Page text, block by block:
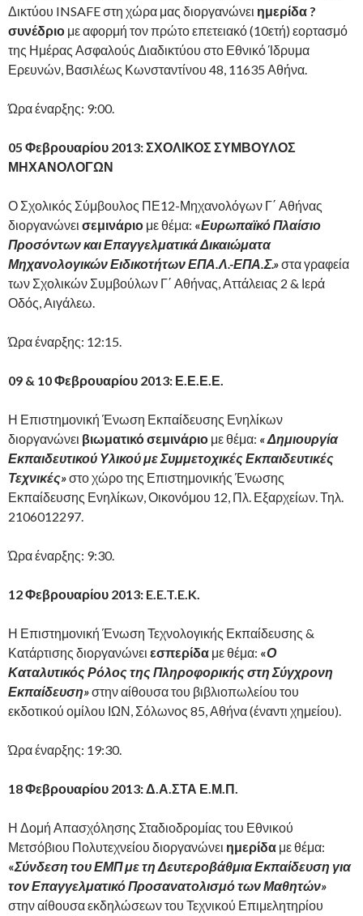
Δικτύου INSAFE στη χώρα μας διοργανώνει ημερίδα ?
συνέδριο με αφορμή τον πρώτο επετειακό (10ετή) εορτασμό
της Ημέρας Ασφαλούς Διαδικτύου στο Εθνικό Ίδρυμα
Ερευνών, Βασιλέως Κωνσταντίνου 48, 11635 Αθήνα.
Ώρα έναρξης: 9:00.
05 Φεβρουαρίου 2013: ΣΧΟΛΙΚΟΣ ΣΥΜΒΟΥΛΟΣ
ΜΗΧΑΝΟΛΟΓΩΝ
Ο Σχολικός Σύμβουλος ΠΕ12-Μηχανολόγων Γ΄ Αθήνας
διοργανώνει σεμινάριο με θέμα: «Ευρωπαϊκό Πλαίσιο
Προσόντων και Επαγγελματικά Δικαιώματα
Μηχανολογικών Ειδικοτήτων ΕΠΑ.Λ.-ΕΠΑ.Σ.»στα γραφεία
των Σχολικών Συμβούλων Γ΄ Αθήνας, Αττάλειας 2 & Ιερά
Οδός, Αιγάλεω.
Ώρα έναρξης: 12:15.
09 & 10 Φεβρουαρίου 2013: Ε.Ε.Ε.Ε.
Η Επιστημονική Ένωση Εκπαίδευσης Ενηλίκων
διοργανώνει βιωματικό σεμινάριο με θέμα: « Δημιουργία
Εκπαιδευτικού Υλικού με Συμμετοχικές Εκπαιδευτικές
Τεχνικές»στο χώρο της Επιστημονικής Ένωσης
Εκπαίδευσης Ενηλίκων, Οικονόμου 12, Πλ. Εξαρχείων. Τηλ.
2106012297.
Ώρα έναρξης: 9:30.
12 Φεβρουαρίου 2013: E.E.T.E.K.
Η Επιστημονική Ένωση Τεχνολογικής Εκπαίδευσης &
Κατάρτισης διοργανώνει εσπερίδα με θέμα: «Ο
Καταλυτικός Ρόλος της Πληροφορικής στη Σύγχρονη
Εκπαίδευση»στην αίθουσα του βιβλιοπωλείου του
εκδοτικού ομίλου ΙΩΝ, Σόλωνος 85, Αθήνα (έναντι χημείου).
Ώρα έναρξης: 19:30.
18 Φεβρουαρίου 2013: Δ.Α.ΣΤΑ Ε.Μ.Π.
Η Δομή Απασχόλησης Σταδιοδρομίας του Εθνικού
Μετσόβιου Πολυτεχνείου διοργανώνει ημερίδα με θέμα:
«Σύνδεση του ΕΜΠ με τη Δευτεροβάθμια Εκπαίδευση για
τον Επαγγελματικό Προσανατολισμό των Μαθητών»
στην αίθουσα εκδηλώσεων του Τεχνικού Επιμελητηρίου